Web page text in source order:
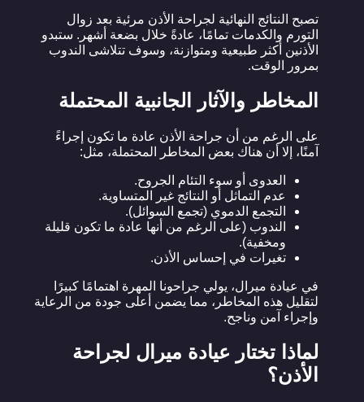
تصبح النتائج النهائية لجراحة الأذن مرئية بعد زوال
التورم والكدمات تمامًا، عادةً خلال بضعة أشهر. ستبدو
الأذنين أكثر طبيعية ومتوازنة، وسوف تتلاشى الندوب
بمرور الوقت.
المخاطر والآثار الجانبية المحتملة
على الرغم من أن جراحة الأذن عادة ما تكون إجراءً
آمنًا، إلا أن هناك بعض المخاطر المحتملة، مثل:
العدوى أو سوء التئام الجروح.
عدم التماثل أو النتائج غير المتساوية.
التجمع الدموي (تجمع السوائل).
الندوب (على الرغم من أنها عادة ما تكون قليلة
ومخفية).
تغيرات في إحساس الأذن.
في عيادة ميرال، يولي جراحونا المهرة اهتمامًا كبيرًا
لتقليل هذه المخاطر، مما يضمن أعلى جودة من الرعاية
وإجراء آمن وناجح.
لماذا تختار عيادة ميرال لجراحة
الأذن؟